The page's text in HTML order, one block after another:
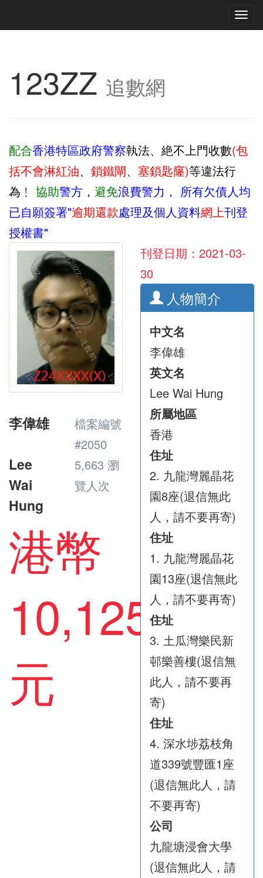
123ZZ 追數網
配合香港特區政府警察執法、絶不上門收數(包
括不會淋紅油、 鎖鐵閘、 塞鎖匙窿)等違法行
為﹗ 協助警方， 避免浪費警力， 所有欠債人均
已自願簽署"逾期還款處理及個人資料網上刊登
授權書"
李偉雄
檔案編號
#2050
Lee
Wai
Hung
5,663 瀏
覽人次
港幣
10,125
元
刊登日期：2021-03-
30
人物簡介
中文名
李偉雄
英文名
Lee Wai Hung
所屬地區
香港
住址
2. 九龍灣麗晶花
園8座(退信無此
人，請不要再寄)
住址
1. 九龍灣麗晶花
園13座(退信無此
人，請不要再寄)
住址
3. 土瓜灣樂民新
邨樂善樓(退信無
此人，請不要再
寄)
住址
4. 深水埗荔枝角
道339號豐匯1座
(退信無此人，請
不要再寄)
公司
九龍塘浸會大學
(退信無此人，請